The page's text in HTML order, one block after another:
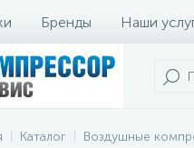
Бренды Наши
Каталог Воздушные